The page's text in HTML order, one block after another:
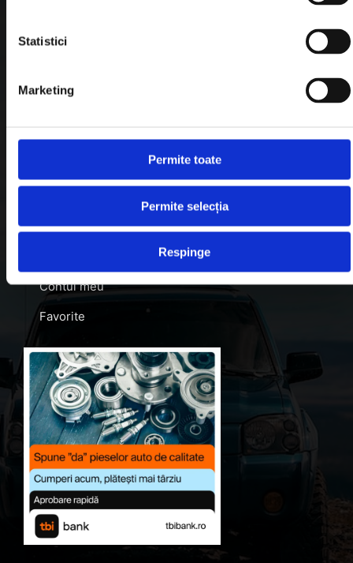
Statistici
Marketing
Permite toate
Permite selecția
Respinge
Plata in Rate
Link-uri rapide
Blog
Contul meu
Favorite